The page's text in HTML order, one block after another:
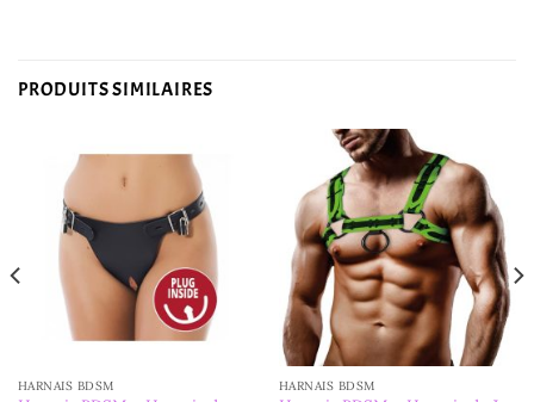
PRODUITS SIMILAIRES
HARNAIS BDSM HARNAIS BDSM